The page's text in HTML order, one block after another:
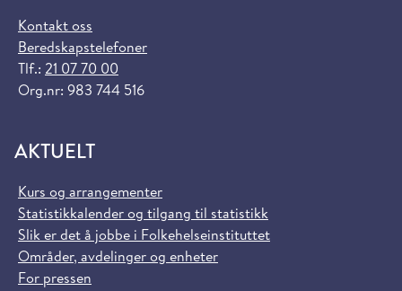
Kontakt oss
Beredskapstelefoner
Tlf.: 21 07 70 00
Org.nr: 983 744 516
AKTUELT
Kurs og arrangementer
Statistikkalender og tilgang til statistikk
Slik er det å jobbe i Folkehelseinstituttet
Områder, avdelinger og enheter
For pressen